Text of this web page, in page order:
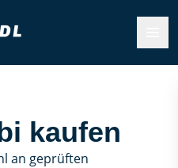
kaufen
an geprüften